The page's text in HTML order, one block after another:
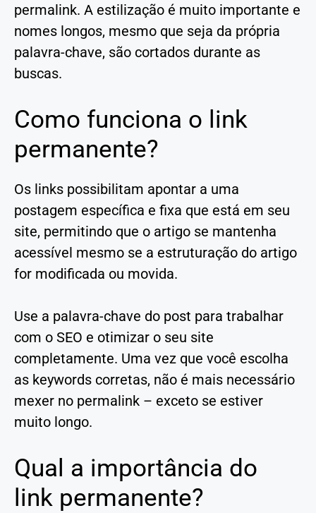
permalink. A estilização é muito importante e
nomes longos, mesmo que seja da própria
palavra-chave, são cortados durante as
buscas.
Como funciona o link
permanente?
Os links possibilitam apontar a uma
postagem específica e fixa que está em seu
site, permitindo que o artigo se mantenha
acessível mesmo se a estruturação do artigo
for modificada ou movida.
Use a palavra-chave do post para trabalhar
com o SEO e otimizar o seu site
completamente. Uma vez que você escolha
as keywords corretas, não é mais necessário
mexer no permalink – exceto se estiver
muito longo.
Qual a importância do
link permanente?